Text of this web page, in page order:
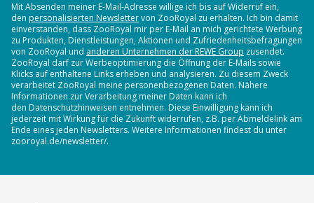
Mit Absenden meiner E-Mail-Adresse willige ich bis auf Widerruf ein,
den personalisierten Newslettervon ZooRoyal zu erhalten. Ich bin damit
einverstanden, dass ZooRoyal mir per E-Mail an mich gerichtete Werbung
zu Produkten, Dienstleistungen, Aktionen und Zufriedenheitsbefragungen
von ZooRoyal und anderen Unternehmen der REWE Group zusendet.
ZooRoyal darf zur Werbeoptimierung die Öffnung der E-Mails sowie
Klicks auf enthaltene Links erheben und analysieren. Zu diesem Zweck
verarbeitet ZooRoyal meine personenbezogenen Daten. Nähere
Informationen zur Verarbeitung meiner Daten kann ich
den Datenschutzhinweisen entnehmen. Diese Einwilligung kann ich
jederzeit mit Wirkung für die Zukunft widerrufen, z.B. per Abmeldelink am
Ende eines jeden Newsletters. Weitere Informationen findest du unter
zooroyal.de/newsletter/.